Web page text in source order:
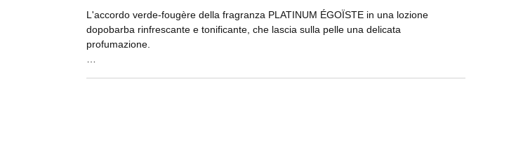
L'accordo verde-fougère della fragranza PLATINUM ÉGOÏSTE in una lozione
dopobarba rinfrescante e tonificante, che lascia sulla pelle una delicata
profumazione.